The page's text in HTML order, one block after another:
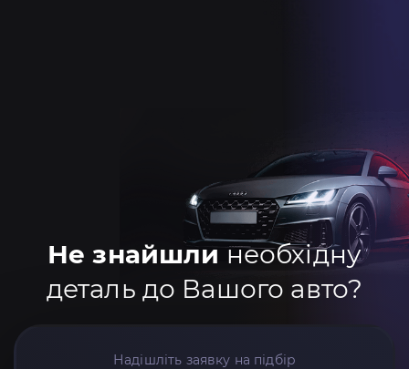
Не знайшли необхідну
деталь до Вашого авто?
Надішліть заявку на підбір